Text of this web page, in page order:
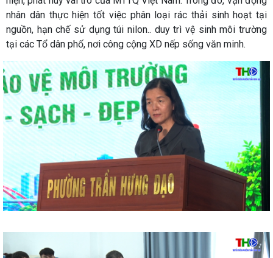
nhân dân thực hiện tốt việc phân loại rác thải sinh hoạt tại
nguồn, hạn chế sử dụng túi nilon.. duy trì vệ sinh môi trường
tại các Tổ dân phố, nơi công cộng XD nếp sống văn minh.